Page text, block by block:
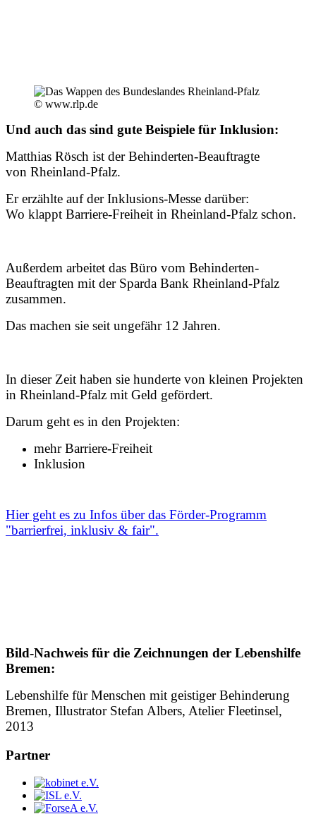
© www.rlp.de
Und auch das sind gute Beispiele für Inklusion:
Matthias Rösch ist der Behinderten-Beauftragte
von Rheinland-Pfalz.
Er erzählte auf der Inklusions-Messe darüber:
Wo klappt Barriere-Freiheit in Rheinland-Pfalz schon.
Außerdem arbeitet das Büro vom Behinderten-
Beauftragten mit der Sparda Bank Rheinland-Pfalz
zusammen.
Das machen sie seit ungefähr 12 Jahren.
In dieser Zeit haben sie hunderte von kleinen Projekten
in Rheinland-Pfalz mit Geld gefördert.
Darum geht es in den Projekten:
mehr Barriere-Freiheit
Inklusion
Hier geht es zu Infos über das Förder-Programm
"barrierfrei, inklusiv & fair".
Bild-Nachweis für die Zeichnungen der Lebenshilfe
Bremen:
Lebenshilfe für Menschen mit geistiger Behinderung
Bremen, Illustrator Stefan Albers, Atelier Fleetinsel,
2013
Partner